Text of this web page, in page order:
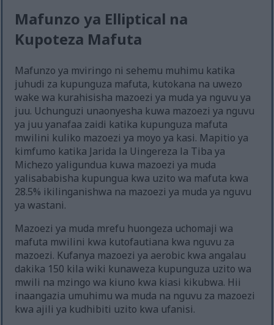
Mafunzo ya Elliptical na
Kupoteza Mafuta
Mafunzo ya mviringo ni sehemu muhimu katika
juhudi za kupunguza mafuta, kutokana na uwezo
wake wa kurahisisha mazoezi ya muda ya nguvu ya
juu. Uchunguzi unaonyesha kuwa mazoezi ya nguvu
ya juu yanafaa zaidi katika kupunguza mafuta
mwilini kuliko mazoezi ya moyo ya kasi. Mapitio ya
kimfumo katika Jarida la Uingereza la Tiba ya
Michezo yaligundua kuwa mazoezi ya muda
yalisababisha kupungua kwa uzito wa mafuta kwa
28.5% ikilinganishwa na mazoezi ya muda ya nguvu
ya wastani.
Mazoezi ya muda mrefu huongeza uchomaji wa
mafuta mwilini kwa kutofautiana kwa nguvu za
mazoezi. Kufanya mazoezi ya aerobic kwa angalau
dakika 150 kila wiki kunaweza kupunguza uzito wa
mwili na mzingo wa kiuno kwa kiasi kikubwa. Hii
inaangazia umuhimu wa muda na nguvu za mazoezi
kwa ajili ya kudhibiti uzito kwa ufanisi.